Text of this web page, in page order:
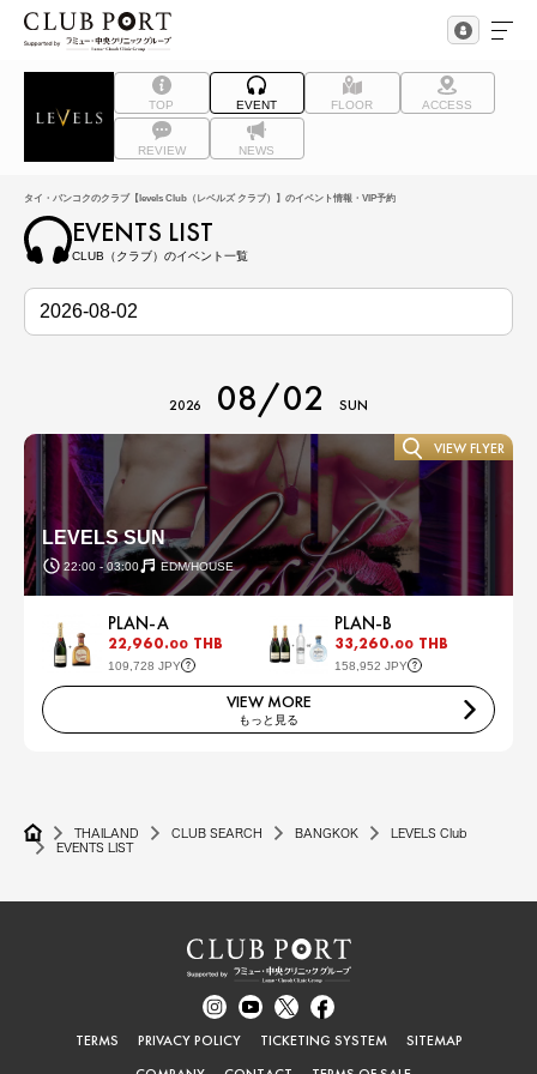
TOP EVENT FLOOR ACCESS
REVIEW NEWS
タイ・バンコクのクラブ【levels Club（レベルズ クラブ）】のイベント情報・VIP予約
EVENTS LIST
CLUB（クラブ）のイベント一覧
2026 08/02 SUN
LEVELS SUN
22:00 - 03:00 EDM/HOUSE
VIEW FLYER
PLAN-A
22,960.00 THB
109,728 JPY
PLAN-B
33,260.00 THB
158,952 JPY
VIEW MORE
もっと見る
THAILAND CLUB SEARCH BANGKOK
LEVELS Club
EVENTS LIST
TERMS PRIVACY POLICY TICKETING SYSTEM
SITEMAP